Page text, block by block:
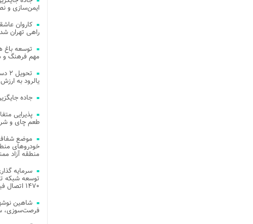
ایمن‌سازی و
راهی تهران شد
مهم فرهنگ و
یالرود به ارزش ریالی
جاده
طعم چای و
موضع شفاف
خودروهای
منطقه آزاد
توسعه شبکه
۱۴۷۰ اتصال فیبر نوری در شهر آمل
شاهین
فرصت‌سوزی،